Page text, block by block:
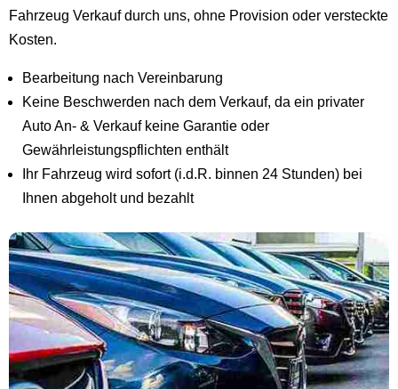
Fahrzeug Verkauf durch uns, ohne Provision oder versteckte
Kosten.
Bearbeitung nach Vereinbarung
Keine Beschwerden nach dem Verkauf, da ein privater
Auto An- & Verkauf keine Garantie oder
Gewährleistungspflichten enthält
Ihr Fahrzeug wird sofort (i.d.R. binnen 24 Stunden) bei
Ihnen abgeholt und bezahlt